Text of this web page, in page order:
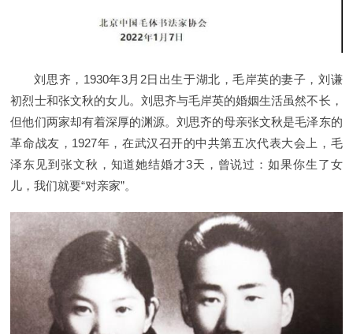
刘思齐，1930年3月2日出生于湖北，毛岸英的妻子，刘谦
初烈士和张文秋的女儿。刘思齐与毛岸英的婚姻生活虽然不长，
但他们两家却有着深厚的渊源。刘思齐的母亲张文秋是毛泽东的
革命战友，1927年，在武汉召开的中共第五次代表大会上，毛
泽东见到张文秋，知道她结婚才3天，曾说过：如果你生了女
儿，我们就要“对亲家”。